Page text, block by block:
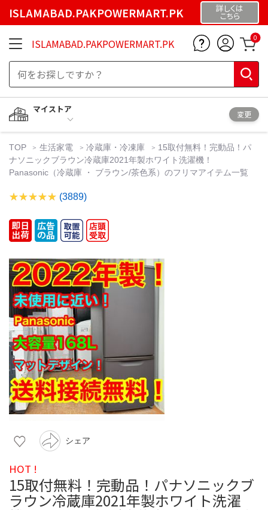
ISLAMABAD.PAKPOWERMART.PK 詳しくは
こちら
ISLAMABAD.PAKPOWERMART.PK 0
マイストア
変更
TOP 生活家電 冷蔵庫・冷凍庫
15取付無料！完動品！パ
ナソニックブラウン冷蔵庫2021年製ホワイト洗濯機！
Panasonic（冷蔵庫 ・ ブラウン/茶色系）のフリマアイテム一覧
(3889)
シェア
HOT !
15取付無料！完動品！パナソニックブ
ラウン冷蔵庫2021年製ホワイト洗濯